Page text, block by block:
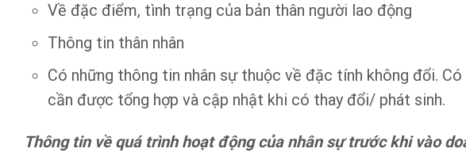
Về đặc điểm, tình trạng của bản thân người lao động
Thông tin thân nhân
Có những thông tin nhân sự thuộc về đặc tính không đổi.
cần được tổng hợp và cập nhật khi có thay đổi/ phát sinh.
Thông tin về quá trình hoạt động của nhân sự trước khi vào